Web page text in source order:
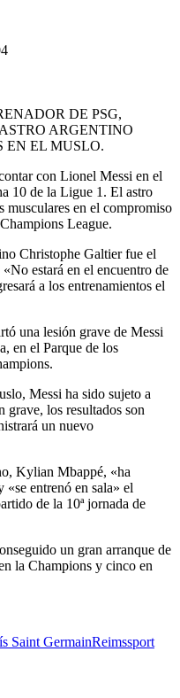
con Lionel Messi en el
10 de la Ligue 1. El astro
musculares en el compromiso
League.
Christophe Galtier fue el
estará en el encuentro de
a los entrenamientos el
una lesión grave de Messi
en el Parque de los
Messi ha sido sujeto a
grave, los resultados son
un nuevo
Kylian Mbappé, «ha
«se entrenó en sala» el
de la 10ª jornada de
un gran arranque de
la Champions y cinco en
Saint GermainReimssport